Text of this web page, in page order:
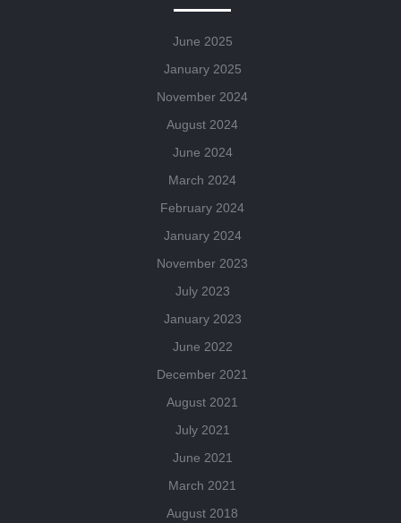
June 2025
January 2025
November 2024
August 2024
June 2024
March 2024
February 2024
January 2024
November 2023
July 2023
January 2023
June 2022
December 2021
August 2021
July 2021
June 2021
March 2021
August 2018